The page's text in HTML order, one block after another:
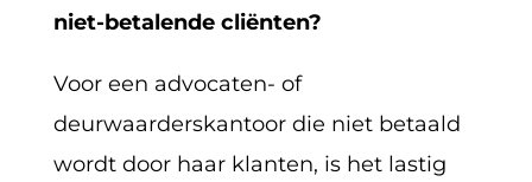
niet-betalende cliënten?
Voor een advocaten- of
deurwaarderskantoor die niet betaald
wordt door haar klanten, is het lastig